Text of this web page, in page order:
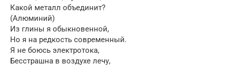
Какой металл объединит?
(Алюминий)
Из глины я обыкновенной,
Но я на редкость современный.
Я не боюсь электротока,
Бесстрашна в воздухе лечу,